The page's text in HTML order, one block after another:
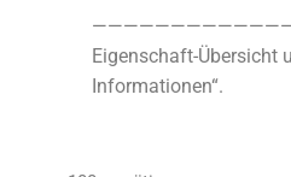
Eigenschaft-Übersicht
Informationen“.